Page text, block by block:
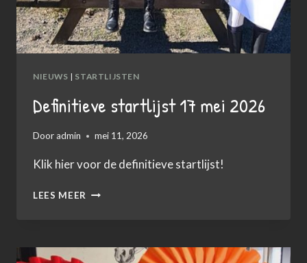
NIEUWS | STARTLIJSTEN
Definitieve startlijst 17 mei 2026
Dooradmin mei 11, 2026
Klik hier voor de definitieve startlijst!
LEES MEER DEFINITIEVE
2026